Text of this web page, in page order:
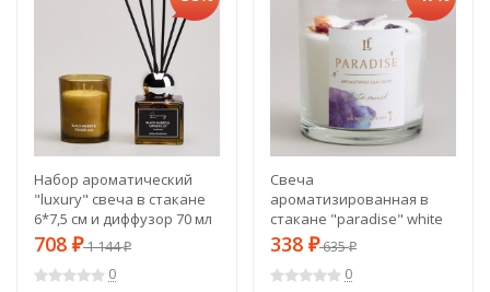
Набор ароматический
"luxury" свеча в стакане
6*7,5 см и диффузор 70 мл
black amber&ginger lily
708 ₽1 144₽
0
Свеча
ароматизированная в
стакане "paradise" white
musk 8*9 см мал.= 9шт.
338 ₽635₽
0